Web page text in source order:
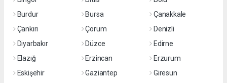
Burdur
Bursa
Çanakkale
Çankırı
Çorum
Denizli
Diyarbakır
Düzce
Edirne
Elazığ
Erzincan
Erzurum
Eskişehir
Gaziantep
Giresun